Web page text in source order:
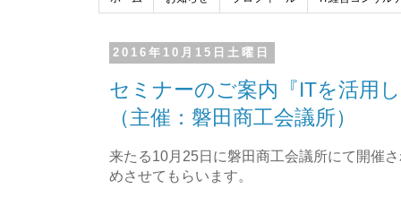
2016年10月15日土曜日
セミナーのご案内『ITを活用
（主催：磐田商工会議所）
来たる10月25日に磐田商工会議所にて開催
めさせてもらいます。